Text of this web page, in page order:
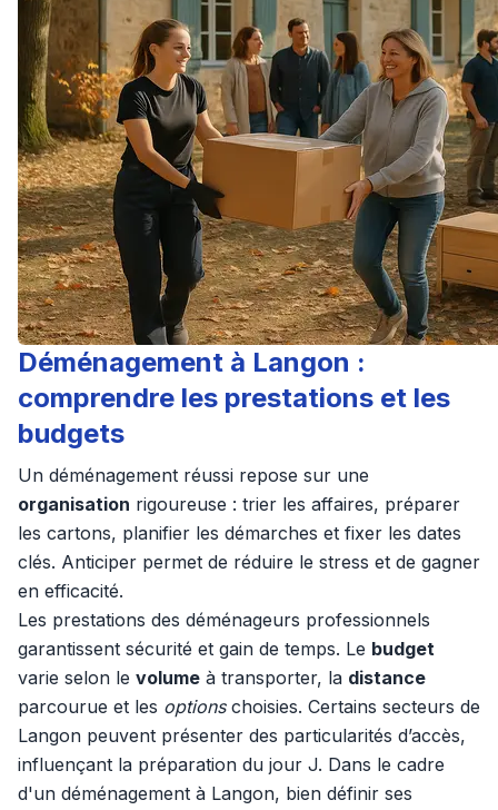
Déménagement à Langon :
comprendre les prestations et les
budgets
Un déménagement réussi repose sur une
organisation rigoureuse : trier les affaires, préparer
les cartons, planifier les démarches et fixer les dates
clés. Anticiper permet de réduire le stress et de gagner
en efficacité.
Les prestations des déménageurs professionnels
garantissent sécurité et gain de temps. Le budget
varie selon le volume à transporter, la distance
parcourue et les optionschoisies. Certains secteurs de
Langon peuvent présenter des particularités d’accès,
influençant la préparation du jour J. Dans le cadre
d'un déménagement à Langon, bien définir ses